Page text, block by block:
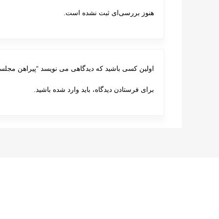
هنوز بررسی‌ای ثبت نشده است.
اولین کسی باشید که دیدگاهی می نویسد “پیراهن مجلسی
برای فرستادن دیدگاه، باید وارد شده باشید.